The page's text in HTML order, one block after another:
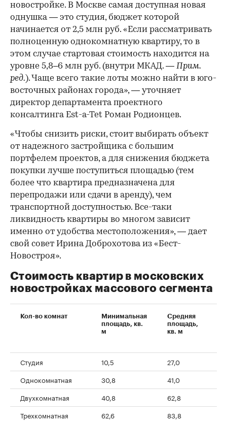
новостройке. В Москве самая доступная новая
однушка — это студия, бюджет которой
начинается от 2,5 млн руб. «Если рассматривать
полноценную однокомнатную квартиру, то в
этом случае стартовая стоимость находится на
уровне 5,8–6 млн руб. (внутри МКАД. — Прим.
ред.). Чаще всего такие лоты можно найти в юго-
восточных районах города», — уточняет
директор департамента проектного
консалтинга Est-a-Tet Роман Родионцев.
«Чтобы снизить риски, стоит выбирать объект
от надежного застройщика с большим
портфелем проектов, а для снижения бюджета
покупки лучше поступиться площадью (тем
более что квартира предназначена для
перепродажи или сдачи в аренду), чем
транспортной доступностью. Все-таки
ликвидность квартиры во многом зависит
именно от удобства местоположения», — дает
свой совет Ирина Доброхотова из «Бест-
Новостроя».
Стоимость квартир в московских
новостройках массового сегмента
Кол-во комнат
Минимальная
площадь, кв.
м
Средняя
площадь,
кв. м
Студия 10,5 27,0
Однокомнатная
30,8 41,0
Двухкомнатная
40,8 62,8
Трехкомнатная
62,6 83,8